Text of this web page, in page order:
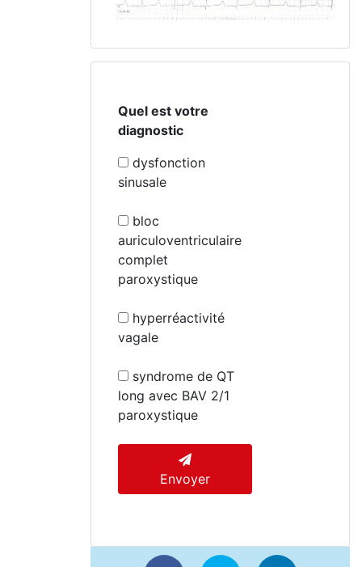
Quel est votre
diagnostic
dysfonction
sinusale
bloc
auriculoventriculaire
complet
paroxystique
hyperréactivité
vagale
syndrome de QT
long avec BAV 2/1
paroxystique
Envoyer